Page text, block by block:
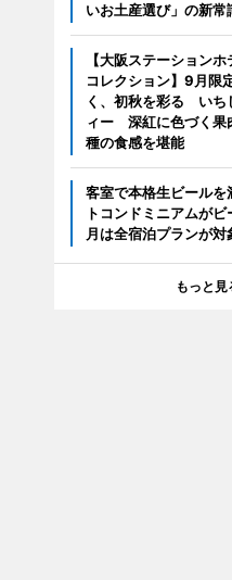
いお土産選び」の新常
【大阪ステーション
コレクション】9月
く、初秋を彩る いち
ィー 深紅に色づく果
種の食感を堪能
客室で本格生ビールを
トコンドミニアムが
月は全宿泊プランが対
もっと見